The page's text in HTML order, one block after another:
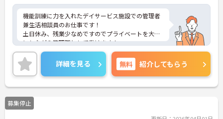
機能訓練に力を入れたデイサービス施設での管理者
兼生活相談員のお仕事です！
土日休み、残業少なめですのでプライベートを大切
にしながら管理職として働けます！
ご興味ある方には、面接のポイントなど、さらに詳
細をお話致しますのでお気軽にご相談ください。
詳細を見る 無料 紹介してもらう
募集停止